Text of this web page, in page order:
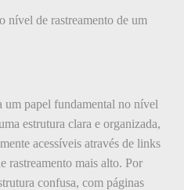
nível de rastreamento de um
um papel fundamental no nível
estrutura clara e organizada,
acessíveis através de links
rastreamento mais alto. Por
confusa, com páginas